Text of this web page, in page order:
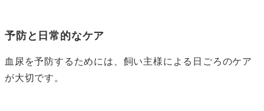
予防と日常的なケア
血尿を予防するためには、飼い主様による日ごろのケア
が大切です。